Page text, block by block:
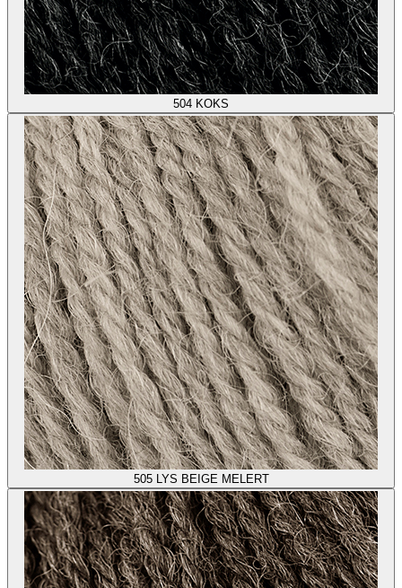
504 KOKS
505 LYS BEIGE MELERT